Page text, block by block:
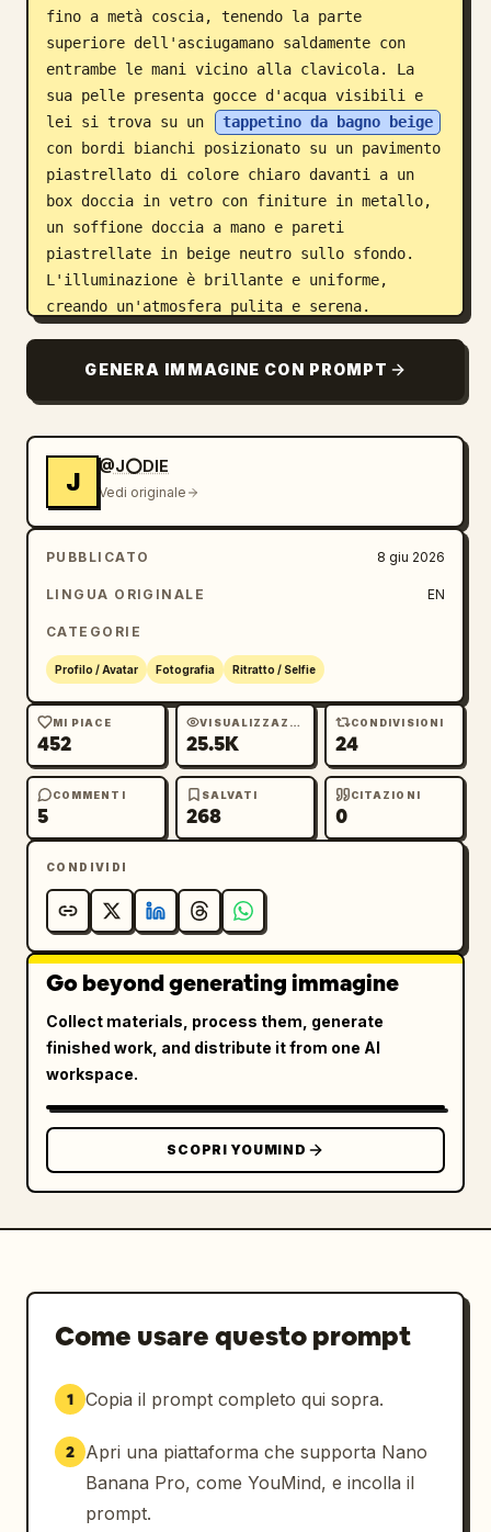
fino a metà coscia, tenendo la parte
superiore dell'asciugamano saldamente con
entrambe le mani vicino alla clavicola. La
sua pelle presenta gocce d'acqua visibili e
lei si trova su un
tappetino da bagno beige
con bordi bianchi posizionato su un pavimento
piastrellato di colore chiaro davanti a un
box doccia in vetro con finiture in metallo,
un soffione doccia a mano e pareti
piastrellate in beige neutro sullo sfondo.
L'illuminazione è brillante e uniforme,
creando un'atmosfera pulita e serena.
GENERA IMMAGINE CON PROMPT
J
@J⭕DIE
Vedi originale
PUBBLICATO 8 giu 2026
LINGUA ORIGINALE EN
CATEGORIE
Profilo / Avatar Fotografia Ritratto / Selfie
MI PIACE
452
VISUALIZZAZIONI
25.5K
CONDIVISIONI
24
COMMENTI
5
SALVATI
268
CITAZIONI
0
CONDIVIDI
Go beyond generating immagine
Collect materials, process them, generate
finished work, and distribute it from one AI
workspace.
SCOPRI YOUMIND
Come usare questo prompt
1 Copia il prompt completo qui sopra.
2
Apri una piattaforma che supporta Nano
Banana Pro, come YouMind, e incolla il
prompt.